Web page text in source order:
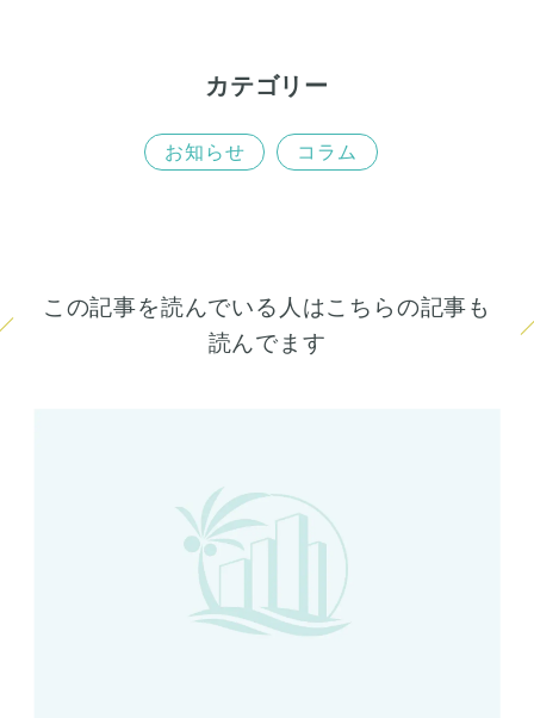
カテゴリー
お知らせ コラム
この記事を読んでいる人はこちらの記事も
読んでます